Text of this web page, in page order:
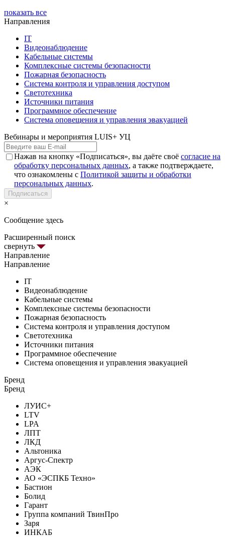
показать все
Направления
IT
Видеонаблюдение
Кабельные системы
Комплексные системы безопасности
Пожарная безопасность
Система контроля и управления доступом
Светотехника
Источники питания
Программное обеспечение
Система оповещения и управления эвакуацией
Вебинары и мероприятия LUIS+ УЦ
Нажав на кнопку «Подписаться», вы даёте своё согласие на
обработку персональных данных, а также подтверждаете,
что ознакомлены с Политикой защиты и обработки
персональных данных.
Подписаться
×
Сообщение здесь
Расширенный поиск
свернуть
Направление
Направление
IT
Видеонаблюдение
Кабельные системы
Комплексные системы безопасности
Пожарная безопасность
Система контроля и управления доступом
Светотехника
Источники питания
Программное обеспечение
Система оповещения и управления эвакуацией
Бренд
Бренд
ЛУИС+
LTV
LPA
ЛПТ
ЛКД
Альтоника
Аргус-Спектр
АЭК
АО «ЭСПКБ Техно»
Бастион
Болид
Гарант
Группа компаний ТвинПро
Заря
ИНКАБ